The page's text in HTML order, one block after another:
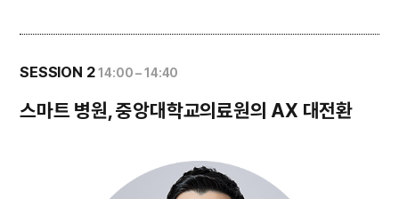
SESSION 214:00 – 14:40
스마트 병원, 중앙대학교의료원의 AX 대전환